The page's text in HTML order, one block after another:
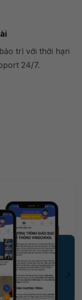
trì với thời hạn
24/7.